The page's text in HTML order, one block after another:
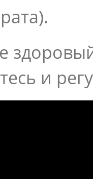
и